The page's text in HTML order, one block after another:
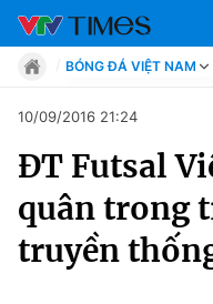
Chuyên mục
Tin tức
BÓNG ĐÁ VIỆT NAM
Move
Phong cách
Sự kiện
Bóng đá
Thể thao điện tử
10/09/2016 21:24
ĐT Futsal
quân trong
truyền